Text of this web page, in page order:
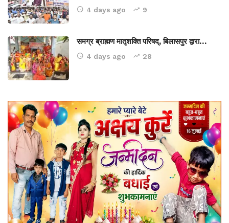
4 days ago 9
समग्र ब्राह्मण मातृशक्ति परिषद्, बिलासपुर द्वारा…
4 days ago 28